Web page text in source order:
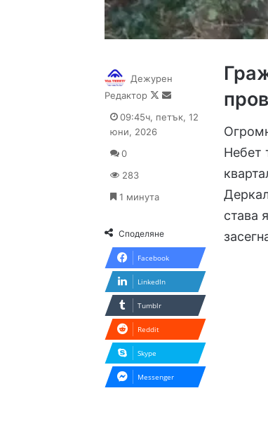
Небет
става
Дежурен
Редактор
Follow
X
Send
email
09:45ч, петък, 12
юни, 2026
0
283
1 минута
Споделяне
Facebook
LinkedIn
Tumblr
Reddit
Skype
Messenger